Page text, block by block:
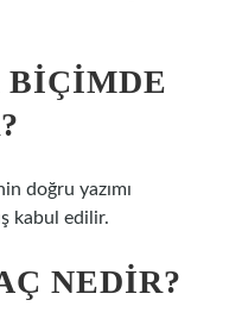
doğru yazımı
kabul edilir.
NEDIR?